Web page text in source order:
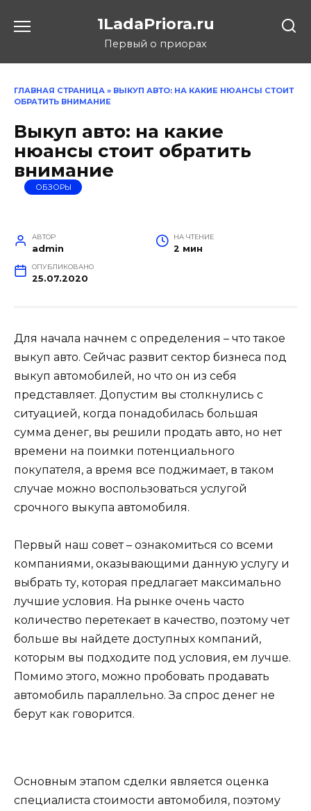
1LadaPriora.ru
Первый о приорах
ГЛАВНАЯ СТРАНИЦА » ВЫКУП АВТО: НА КАКИЕ НЮАНСЫ СТОИТ
ОБРАТИТЬ ВНИМАНИЕ
Выкуп авто: на какие
нюансы стоит обратить
внимание
ОБЗОРЫ
АВТОР
admin
НА ЧТЕНИЕ
2 мин
ОПУБЛИКОВАНО
25.07.2020
Для начала начнем с определения – что такое
выкуп авто. Сейчас развит сектор бизнеса под
выкуп автомобилей, но что он из себя
представляет. Допустим вы столкнулись с
ситуацией, когда понадобилась большая
сумма денег, вы решили продать авто, но нет
времени на поимки потенциального
покупателя, а время все поджимает, в таком
случае можно воспользоваться услугой
срочного выкупа автомобиля.
Первый наш совет – ознакомиться со всеми
компаниями, оказывающими данную услугу и
выбрать ту, которая предлагает максимально
лучшие условия. На рынке очень часто
количество перетекает в качество, поэтому чет
больше вы найдете доступных компаний,
которым вы подходите под условия, ем лучше.
Помимо этого, можно пробовать продавать
автомобиль параллельно. За спрос денег не
берут как говорится.
Основным этапом сделки является оценка
специалиста стоимости автомобиля, поэтому